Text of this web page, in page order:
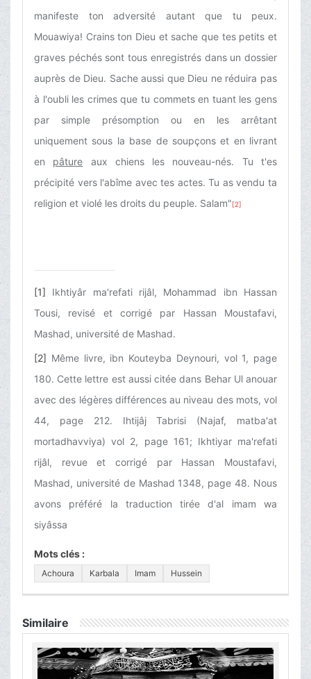
manifeste ton adversité autant que tu peux.
Mouawiya! Crains ton Dieu et sache que tes petits et
graves péchés sont tous enregistrés dans un dossier
auprès de Dieu. Sache aussi que Dieu ne réduira pas
à l'oubli les crimes que tu commets en tuant les gens
par simple présomption ou en les arrêtant
uniquement sous la base de soupçons et en livrant
en pâture aux chiens les nouveau-nés. Tu t'es
précipité vers l'abîme avec tes actes. Tu as vendu ta
religion et violé les droits du peuple. Salam"[2]
[1] Ikhtiyâr ma'refati rijâl, Mohammad ibn Hassan
Tousi, revisé et corrigé par Hassan Moustafavi,
Mashad, université de Mashad.
[2] Même livre, ibn Kouteyba Deynouri, vol 1, page
180. Cette lettre est aussi citée dans Behar Ul anouar
avec des légères différences au niveau des mots, vol
44, page 212. Ihtijâj Tabrisi (Najaf, matba'at
mortadhavviya) vol 2, page 161; Ikhtiyar ma'refati
rijâl, revue et corrigé par Hassan Moustafavi,
Mashad, université de Mashad 1348, page 48. Nous
avons préféré la traduction tirée d'al imam wa
siyâssa
Mots clés :
Achoura Karbala Imam Hussein
Similaire